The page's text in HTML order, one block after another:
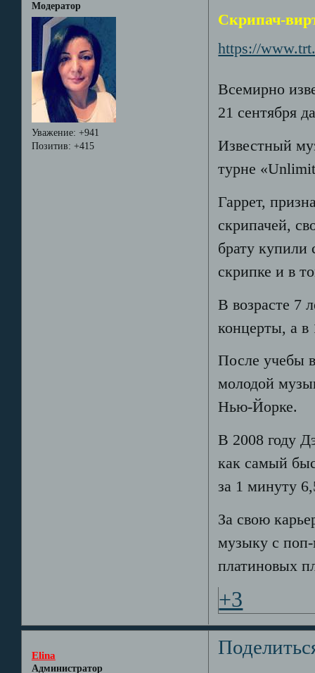
Модератор
Уважение: +941
Позитив: +415
Скрипач-
https://
Всемирно
21 сентября
Известный
турне
Гаррет,
скрипачей,
брату купили
скрипке и в
В возрасте 7
концерты, а в
После учебы
молодой
Нью-Йорке.
В 2008 году
как самый
за 1 минуту
За свою
музыку с
платиновых
+3
Elina
Администратор